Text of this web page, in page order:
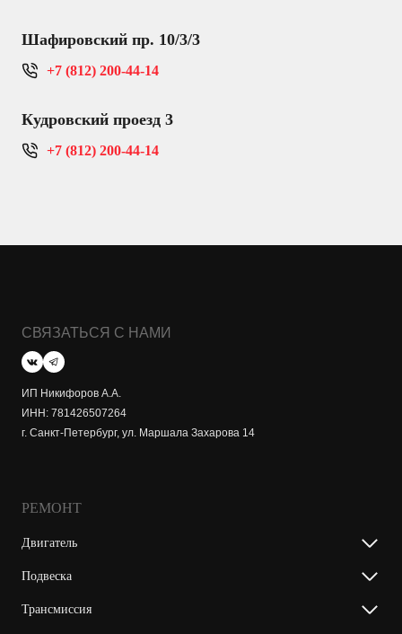
Шафировский пр. 10/3/3
+7 (812) 200-44-14
Кудровский проезд 3
+7 (812) 200-44-14
СВЯЗАТЬСЯ С НАМИ
ИП Никифоров А.А.
ИНН: 781426507264
г. Санкт-Петербург, ул. Маршала Захарова 14
РЕМОНТ
Двигатель
Подвеска
Трансмиссия